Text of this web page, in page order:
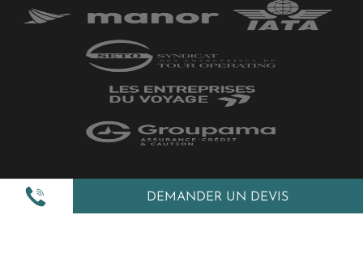
DEMANDER UN DEVIS
Plan du site
Politique de confidentialité